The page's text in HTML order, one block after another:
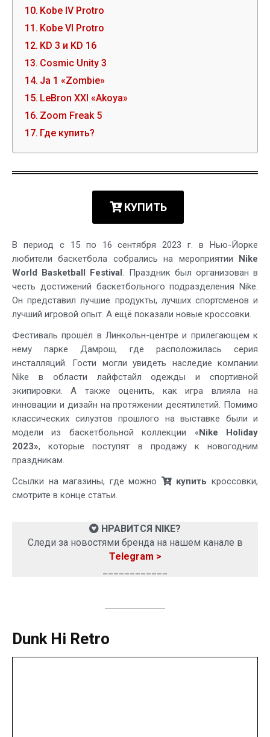
Kobe IV Protro
Kobe VI Protro
KD 3 и KD 16
Cosmic Unity 3
Ja 1 «Zombie»
LeBron XXI «Akoya»
Zoom Freak 5
Где купить?
КУПИТЬ
В период с 15 по 16 сентября 2023 г. в Нью-Йорке
любители баскетбола собрались на мероприятии Nike
World Basketball Festival. Праздник был организован в
честь достижений баскетбольного подразделения Nike.
Он представил лучшие продукты, лучших спортсменов и
лучший игровой опыт. А ещё показали новые кроссовки.
Фестиваль прошёл в Линкольн-центре и прилегающем к
нему парке Дамрош, где расположилась серия
инсталляций. Гости могли увидеть наследие компании
Nike в области лайфстайл одежды и спортивной
экипировки. А также оценить, как игра влияла на
инновации и дизайн на протяжении десятилетий. Помимо
классических силуэтов прошлого на выставке были и
модели из баскетбольной коллекции «Nike Holiday
2023», которые поступят в продажу к новогодним
праздникам.
Ссылки на магазины, где можно
купить кроссовки,
смотрите в конце статьи.
НРАВИТСЯ NIKE?
Следи за новостями бренда на нашем канале в
Telegram >
Dunk Hi Retro